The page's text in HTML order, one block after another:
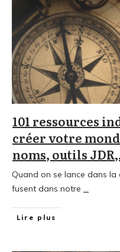
101 ressources
créer votre
noms, outils
Quand on se lance dans la
fusent dans notre ...
Lire plus